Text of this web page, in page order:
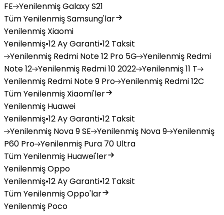
FE YenilenmişGalaxy S21
Tüm Yenilenmiş Samsung'lar
Yenilenmiş Xiaomi
Yenilenmiş•12 Ay Garanti•12 Taksit
Yenilenmiş Redmi Note 12 Pro 5G Yenilenmiş Redmi
Note 12 Yenilenmiş Redmi 10 2022 Yenilenmiş11 T
Yenilenmiş Redmi Note 9 Pro Yenilenmiş Redmi 12C
Tüm Yenilenmiş Xiaomi'ler
Yenilenmiş Huawei
Yenilenmiş•12 Ay Garanti•12 Taksit
Yenilenmiş Nova 9 SE Yenilenmiş Nova 9 Yenilenmiş
P60 Pro Yenilenmiş Pura 70 Ultra
Tüm Yenilenmiş Huawei'ler
Yenilenmiş Oppo
Yenilenmiş•12 Ay Garanti•12 Taksit
Tüm Yenilenmiş Oppo'lar
Yenilenmiş Poco